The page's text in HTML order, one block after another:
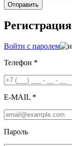
Отправить
Регистрация
Войти с паролем
Телефон *
E-MAIL *
Пароль